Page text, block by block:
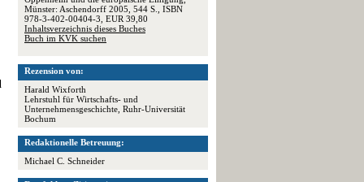
Münster: Aschendorff 2005, 544 S., ISBN
978-3-402-00404-3, EUR 39,80
Inhaltsverzeichnis dieses Buches
Buch im KVK suchen
Rezension von:
Harald Wixforth
Lehrstuhl für Wirtschafts- und
Unternehmensgeschichte, Ruhr-Universität
Bochum
Redaktionelle Betreuung:
Michael C. Schneider